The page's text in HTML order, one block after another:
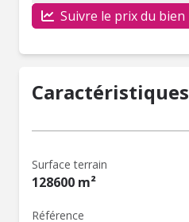
Suivre le prix du bien
Caractéristiques
Surface terrain
128600 m²
Référence